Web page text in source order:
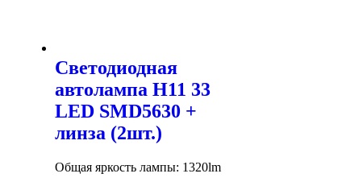
Светодиодная
автолампа H11 33
LED SMD5630 +
линза (2шт.)
Общая яркость лампы: 1320lm